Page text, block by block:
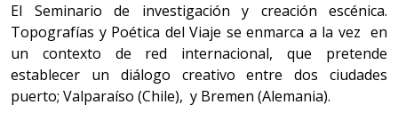
El Seminario de investigación y creación escénica.
Topografías y Poética del Viaje se enmarca a la vez en
un contexto de red internacional, que pretende
establecer un diálogo creativo entre dos ciudades
puerto; Valparaíso (Chile), y Bremen (Alemania).